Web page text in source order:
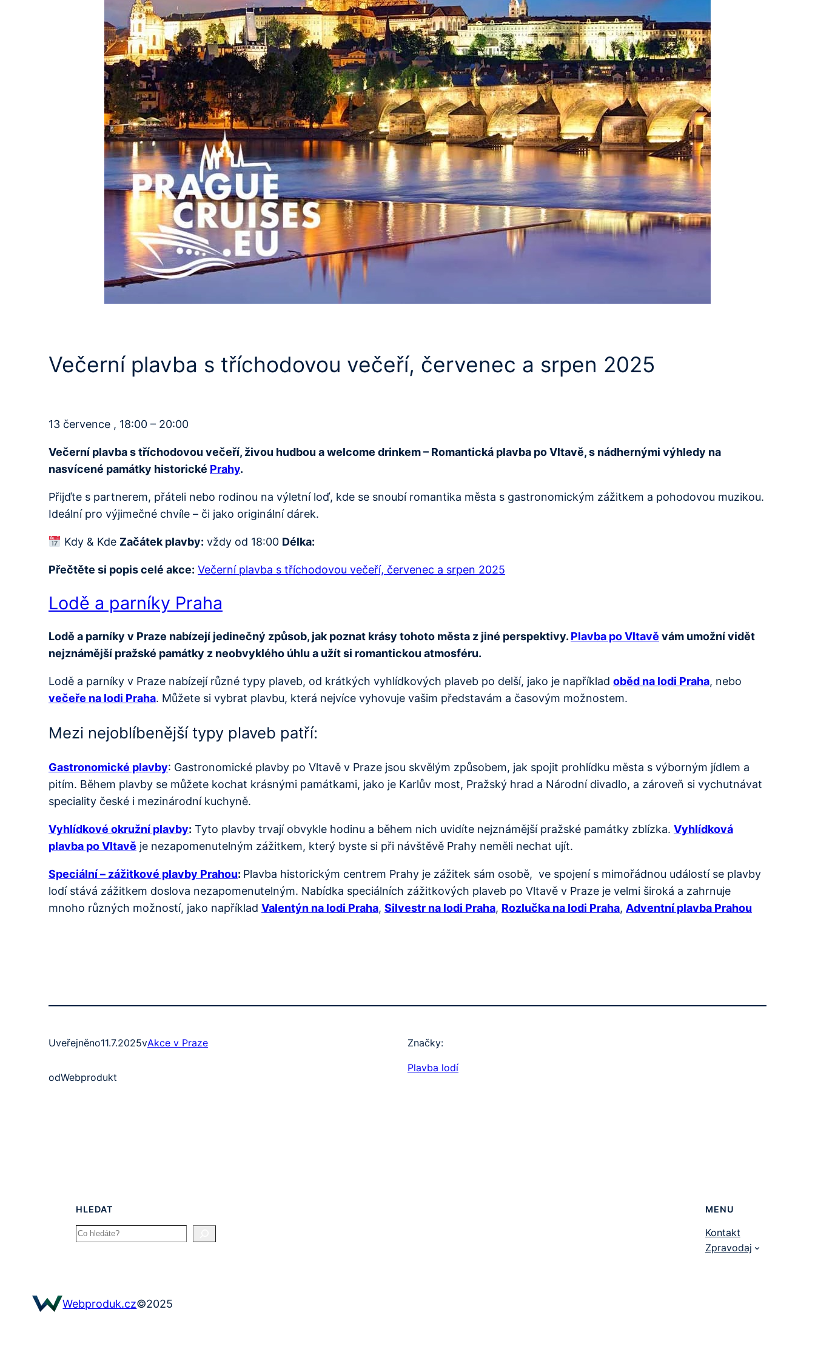
Večerní plavba s tříchodovou večeří, červenec a srpen 2025
13 července , 18:00 – 20:00
Večerní plavba s tříchodovou večeří, živou hudbou a welcome drinkem – Romantická plavba po Vltavě, s nádhernými výhledy na
nasvícené památky historické Prahy.
Přijďte s partnerem, přáteli nebo rodinou na výletní loď, kde se snoubí romantika města s gastronomickým zážitkem a pohodovou muzikou.
Ideální pro výjimečné chvíle – či jako originální dárek.
Kdy & Kde Začátek plavby: vždy od 18:00 Délka:
Přečtěte si popis celé akce: Večerní plavba s tříchodovou večeří, červenec a srpen 2025
Lodě a parníky Praha
Lodě a parníky v Praze nabízejí jedinečný způsob, jak poznat krásy tohoto města z jiné perspektivy. Plavba po Vltavě vám umožní vidět
nejznámější pražské památky z neobvyklého úhlu a užít si romantickou atmosféru.
Lodě a parníky v Praze nabízejí různé typy plaveb, od krátkých vyhlídkových plaveb po delší, jako je například oběd na lodi Praha, nebo
večeře na lodi Praha. Můžete si vybrat plavbu, která nejvíce vyhovuje vašim představám a časovým možnostem.
Mezi nejoblíbenější typy plaveb patří:
Gastronomické plavby: Gastronomické plavby po Vltavě v Praze jsou skvělým způsobem, jak spojit prohlídku města s výborným jídlem a
pitím. Během plavby se můžete kochat krásnými památkami, jako je Karlův most, Pražský hrad a Národní divadlo, a zároveň si vychutnávat
speciality české i mezinárodní kuchyně.
Vyhlídkové okružní plavby: Tyto plavby trvají obvykle hodinu a během nich uvidíte nejznámější pražské památky zblízka. Vyhlídková
plavba po Vltavě je nezapomenutelným zážitkem, který byste si při návštěvě Prahy neměli nechat ujít.
Speciální – zážitkové plavby Prahou: Plavba historickým centrem Prahy je zážitek sám osobě, ve spojení s mimořádnou událostí se plavby
lodí stává zážitkem doslova nezapomenutelným. Nabídka speciálních zážitkových plaveb po Vltavě v Praze je velmi široká a zahrnuje
mnoho různých možností, jako například Valentýn na lodi Praha, Silvestr na lodi Praha, Rozlučka na lodi Praha, Adventní plavba Prahou
Uveřejněno11.7.2025vAkce v Praze
odWebprodukt
Značky:
Plavba lodí
HLEDAT
Search
MENU
Kontakt
Zpravodaj
Webproduk.cz©2025